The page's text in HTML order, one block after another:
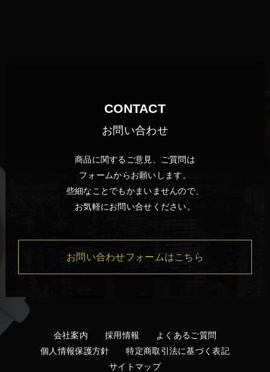
CONTACT
お問い合わせ
商品に関するご意見、ご質問は
フォームからお願いします。
些細なことでもかまいませんので、
お気軽にお問い合せください。
お問い合わせフォームはこちら
会社案内 採用情報
よくあるご質問
個人情報保護方針
特定商取引法に基づく表記
サイトマップ